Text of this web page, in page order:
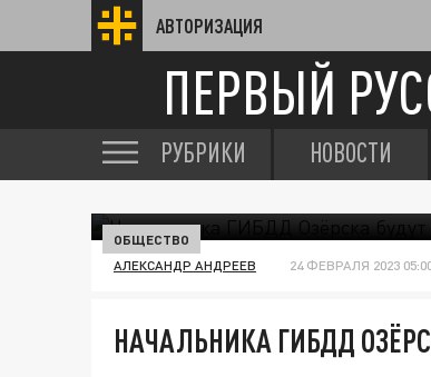
АВТОРИЗАЦИЯ
ПЕРВЫЙ
РУБРИКИ НОВОСТИ
ОБЩЕСТВО
АЛЕКСАНДР АНДРЕЕВ 24 ФЕВРАЛЯ 2023
НАЧАЛЬНИКА ГИБДД